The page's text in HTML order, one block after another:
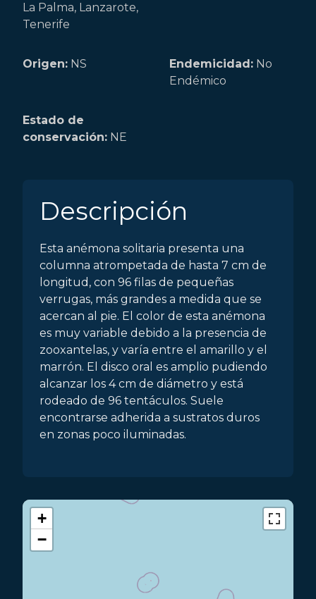
La Palma, Lanzarote,
Tenerife
Origen: NS Endemicidad: No
Endémico
Estado de
conservación: NE
Descripción
Esta anémona solitaria presenta una
columna atrompetada de hasta 7 cm de
longitud, con 96 filas de pequeñas
verrugas, más grandes a medida que se
acercan al pie. El color de esta anémona
es muy variable debido a la presencia de
zooxantelas, y varía entre el amarillo y el
marrón. El disco oral es amplio pudiendo
alcanzar los 4 cm de diámetro y está
rodeado de 96 tentáculos. Suele
encontrarse adherida a sustratos duros
en zonas poco iluminadas.
+
−